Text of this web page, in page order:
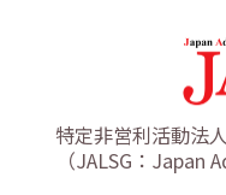
特定非営利活動法
（JALSG：Japan